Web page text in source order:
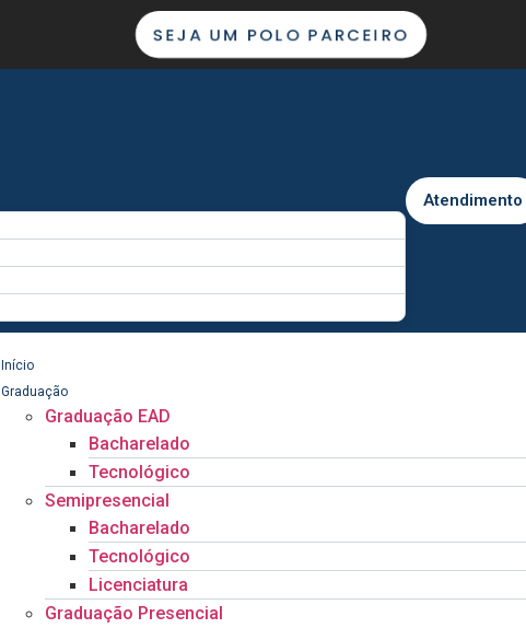
SEJA UM POLO PARCEIRO
Atendimento
Início
Graduação
Graduação EAD
Bacharelado
Tecnológico
Semipresencial
Bacharelado
Tecnológico
Licenciatura
Graduação Presencial